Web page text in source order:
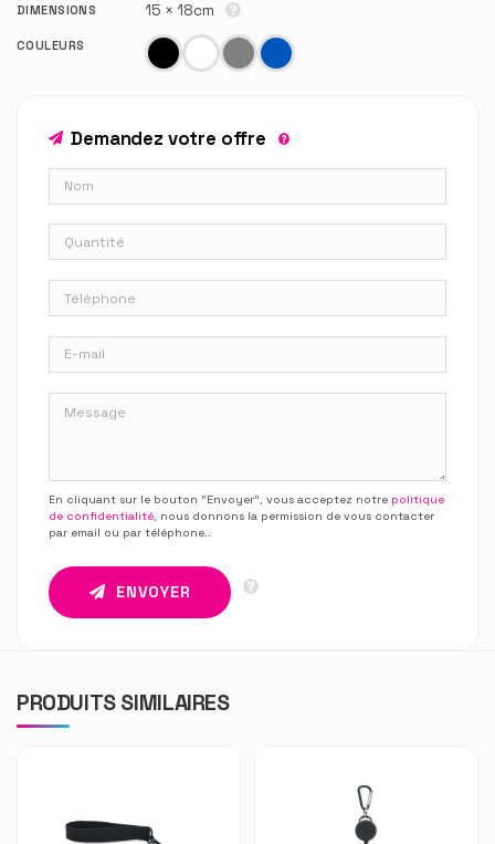
DIMENSIONS 15 × 18cm
COULEURS
Demandez votre offre
En cliquant sur le bouton “Envoyer”, vous acceptez notre politique
de confidentialité, nous donnons la permission de vous contacter
par email ou par téléphone..
ENVOYER
PRODUITS SIMILAIRES